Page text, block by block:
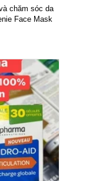
chăm sóc da
Face Mask